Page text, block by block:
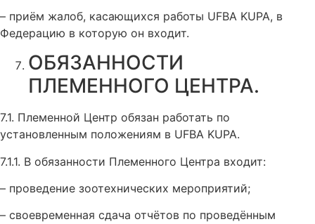
– приём жалоб, касающихся работы UFBA KUPA, в
Федерацию в которую он входит.
ОБЯЗАННОСТИ
ПЛЕМЕННОГО ЦЕНТРА.
7.1. Племенной Центр обязан работать по
установленным положениям в UFBA KUPA.
7.1.1. В обязанности Племенного Центра входит:
– проведение зоотехнических мероприятий;
– своевременная сдача отчётов по проведённым